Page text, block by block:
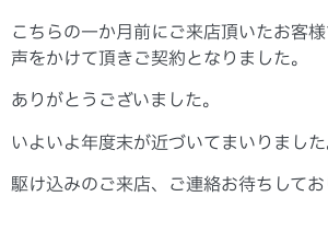
こちらの一か月前にご来店頂いたお客
声をかけて頂きご契約となりました。
ありがとうございました。
いよいよ年度末が近づいてまいりました
駆け込みのご来店、ご連絡お待ちして